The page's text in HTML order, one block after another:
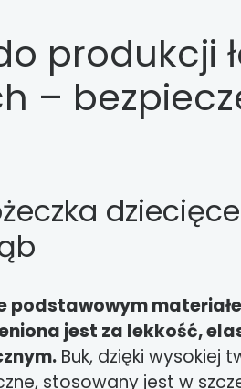
produkcji
–
podstawowym
jest za lekkość,
Buk, dzięki wysokiej
stosowany jest w